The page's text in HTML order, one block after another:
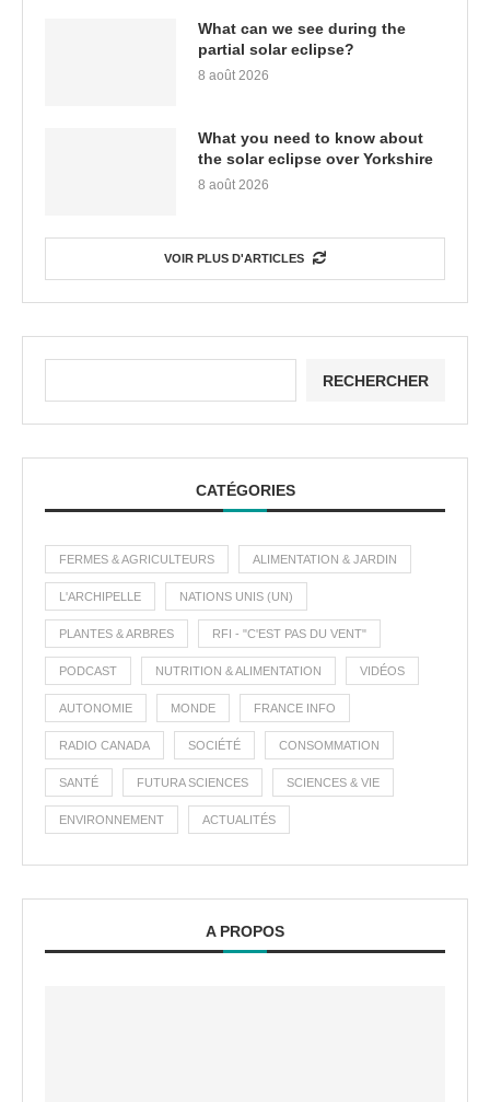
What can we see during the
partial solar eclipse?
8 août 2026
What you need to know about
the solar eclipse over Yorkshire
8 août 2026
VOIR PLUS D'ARTICLES
RECHERCHER
CATÉGORIES
FERMES & AGRICULTEURS ALIMENTATION & JARDIN
L'ARCHIPELLE NATIONS UNIS (UN)
PLANTES & ARBRES RFI - "C'EST PAS DU VENT"
PODCAST NUTRITION & ALIMENTATION VIDÉOS
AUTONOMIE MONDE FRANCE INFO
RADIO CANADA SOCIÉTÉ CONSOMMATION
SANTÉ FUTURA SCIENCES SCIENCES & VIE
ENVIRONNEMENT ACTUALITÉS
A PROPOS